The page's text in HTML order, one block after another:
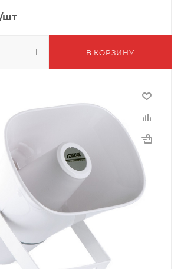
/шт
В КОРЗИНУ